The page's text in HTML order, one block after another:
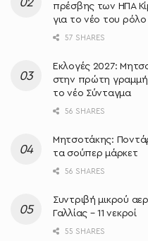
πρέσβης των ΗΠΑ
για το νέο του
57 SHARES
Εκλογές 2027:
στην πρώτη γραμμή
το νέο Σύνταγμα
56 SHARES
Μητσοτάκης:
τα σούπερ μάρκετ
56 SHARES
Συντριβή μικρού
Γαλλίας – 11 νεκροί
55 SHARES